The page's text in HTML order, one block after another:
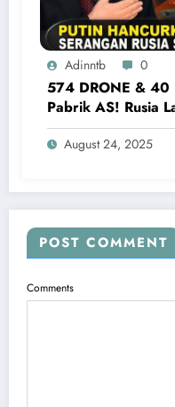
Adinntb 0
574 DRONE & 40
Pabrik AS! Rusia
Terbesar ke
August 24, 2025
POST COMMENT
Comments